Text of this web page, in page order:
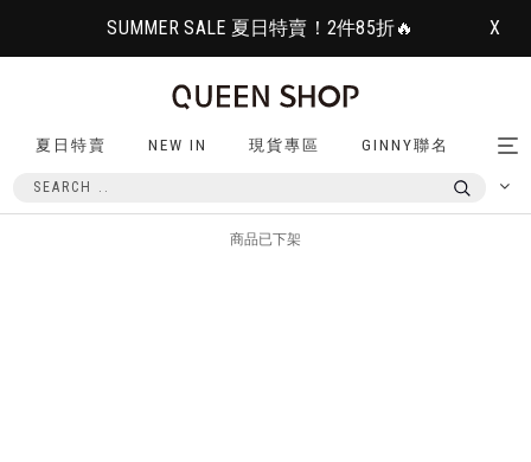
SUMMER SALE 夏日特賣！2件85折🔥 X
夏日特賣 NEW IN 現貨專區 GINNY聯名
商品已下架